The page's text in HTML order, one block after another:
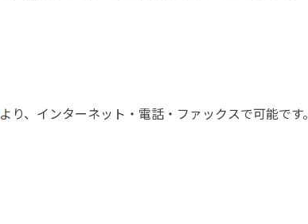
より、インターネット・電話・ファックスで可能です。